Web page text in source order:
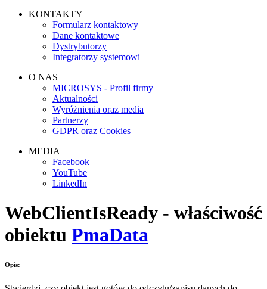
KONTAKTY
Formularz kontaktowy
Dane kontaktowe
Dystrybutorzy
Integratorzy systemowi
O NAS
MICROSYS - Profil firmy
Aktualności
Wyróżnienia oraz media
Partnerzy
GDPR oraz Cookies
MEDIA
Facebook
YouTube
LinkedIn
WebClientIsReady - właściwość
obiektu PmaData
Opis: